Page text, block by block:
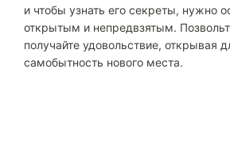
и чтобы узнать его секреты, нужно
открытым и непредвзятым.
получайте удовольствие, открывая
самобытность нового места.